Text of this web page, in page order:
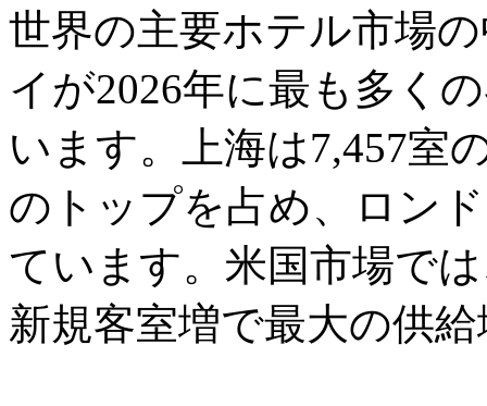
世界の主要ホテル市場
イが2026年に最も多く
います。上海は7,457室
のトップを占め、ロン
ています。米国市場で
新規客室増で最大の供